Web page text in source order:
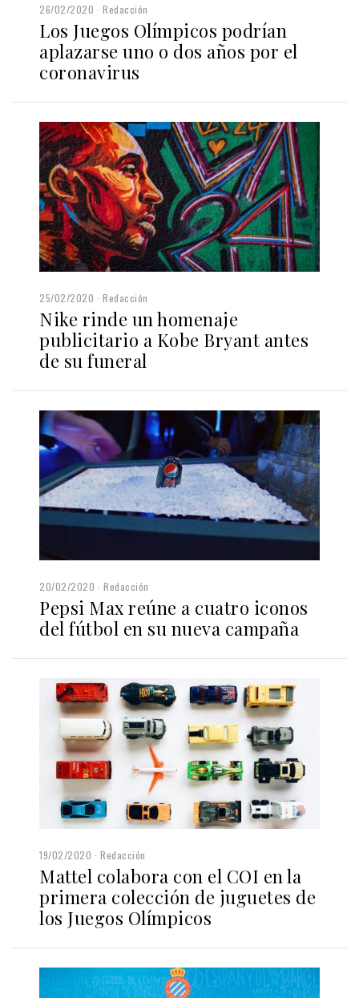
26/02/2020 Redacción
Los Juegos Olímpicos podrían
aplazarse uno o dos años por el
coronavirus
25/02/2020 Redacción
Nike rinde un homenaje
publicitario a Kobe Bryant antes
de su funeral
20/02/2020 Redacción
Pepsi Max reúne a cuatro iconos
del fútbol en su nueva campaña
19/02/2020 Redacción
Mattel colabora con el COI en la
primera colección de juguetes de
los Juegos Olímpicos